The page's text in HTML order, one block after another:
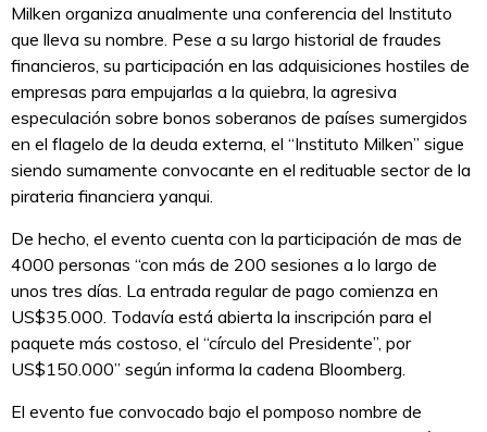
Milken organiza anualmente una conferencia del Instituto
que lleva su nombre. Pese a su largo historial de fraudes
financieros, su participación en las adquisiciones hostiles de
empresas para empujarlas a la quiebra, la agresiva
especulación sobre bonos soberanos de países sumergidos
en el flagelo de la deuda externa, el “Instituto Milken” sigue
siendo sumamente convocante en el redituable sector de la
pirateria financiera yanqui.
De hecho, el evento cuenta con la participación de mas de
4000 personas “con más de 200 sesiones a lo largo de
unos tres días. La entrada regular de pago comienza en
US$35.000. Todavía está abierta la inscripción para el
paquete más costoso, el “círculo del Presidente”, por
US$150.000” según informa la cadena Bloomberg.
El evento fue convocado bajo el pomposo nombre de